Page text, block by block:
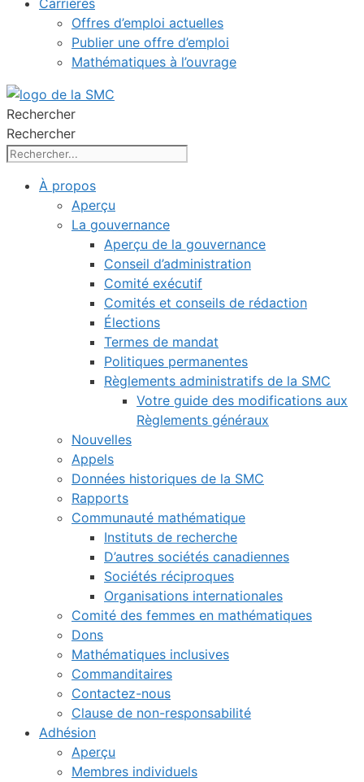
Carrières
Offres d’emploi actuelles
Publier une offre d’emploi
Mathématiques à l’ouvrage
Rechercher
Rechercher
À propos
Aperçu
La gouvernance
Aperçu de la gouvernance
Conseil d’administration
Comité exécutif
Comités et conseils de rédaction
Élections
Termes de mandat
Politiques permanentes
Règlements administratifs de la SMC
Votre guide des modifications aux
Règlements généraux
Nouvelles
Appels
Données historiques de la SMC
Rapports
Communauté mathématique
Instituts de recherche
D’autres sociétés canadiennes
Sociétés réciproques
Organisations internationales
Comité des femmes en mathématiques
Dons
Mathématiques inclusives
Commanditaires
Contactez-nous
Clause de non-responsabilité
Adhésion
Aperçu
Membres individuels